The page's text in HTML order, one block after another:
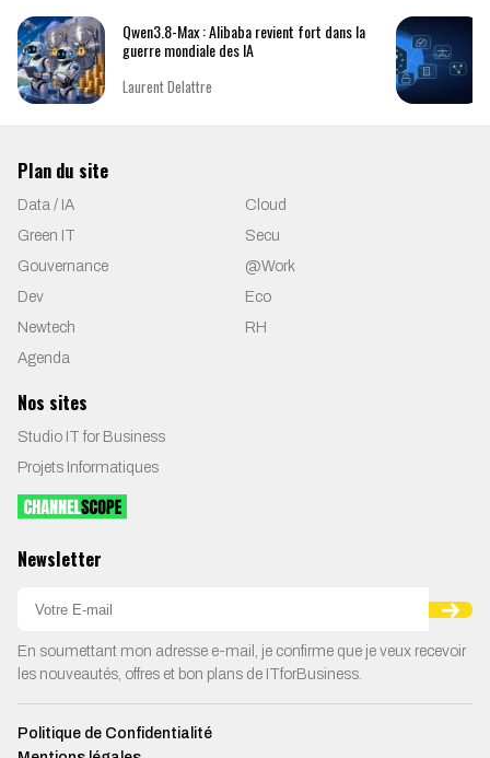
Qwen3.8-Max : Alibaba revient fort dans la
guerre mondiale des IA
Laurent Delattre
Plan du site
Data / IA
Cloud
Green IT
Secu
Gouvernance
@Work
Dev
Eco
Newtech
RH
Agenda
Nos sites
Studio IT for Business
Projets Informatiques
Newsletter
En soumettant mon adresse e-mail, je confirme que je veux recevoir
les nouveautés, offres et bon plans de ITforBusiness.
Politique de Confidentialité